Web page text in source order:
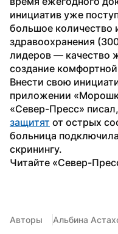
инициатив уже
большое количество
здравоохранения
лидеров — качество
создание
Внести свою
приложении
защитят от острых
больница
скринингу.
Читайте «Север-
Авторы Альбина